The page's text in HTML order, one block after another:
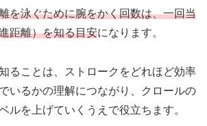
を泳ぐために腕をかく回数は、一回当
距離）を知る目安になります。
ることは、ストロークをどれほど効率
いるかの理解につながり、クロールの
ルを上げていくうえで役立ちます。